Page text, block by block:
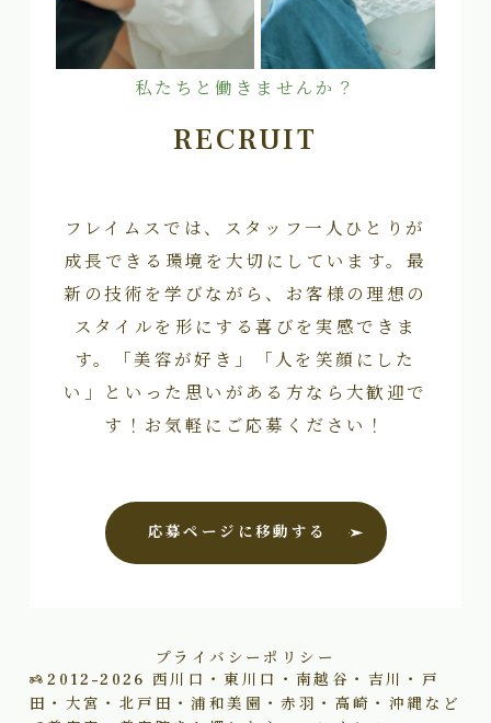
私たちと働きませんか？
RECRUIT
フレイムスでは、スタッフ一人ひとりが
成長できる環境を大切にしています。最
新の技術を学びながら、お客様の理想の
スタイルを形にする喜びを実感できま
す。「美容が好き」「人を笑顔にした
い」といった思いがある方なら大歓迎で
す！お気軽にご応募ください！
応募ページに移動する
プライバシーポリシー
2012–2026 西川口・東川口・南越谷・吉川・戸
田・大宮・北戸田・浦和美園・赤羽・高崎・沖縄など